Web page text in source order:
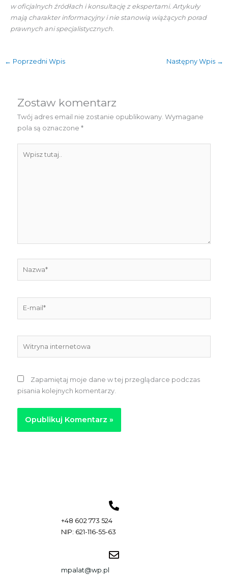
w oficjalnych źródłach i konsultację z ekspertami. Artykuły
mają charakter informacyjny i nie stanowią wiążących porad
prawnych ani specjalistycznych.
← Poprzedni Wpis Następny Wpis →
Zostaw komentarz
Twój adres email nie zostanie opublikowany. Wymagane
pola są oznaczone*
tutaj..
internetowa
Zapamiętaj moje dane w tej przeglądarce podczas
pisania kolejnych komentarzy.
+48 602 773 524
NIP: 621-116-55-63
mpalat@wp.pl